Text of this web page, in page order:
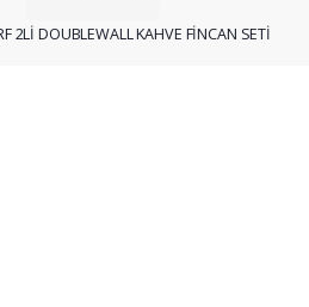
2Lİ DOUBLEWALL KAHVE FİNCAN SETİ